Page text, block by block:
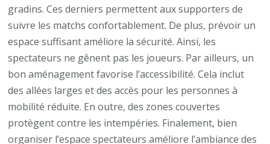
gradins. Ces derniers permettent aux supporters de
suivre les matchs confortablement. De plus, prévoir un
espace suffisant améliore la sécurité. Ainsi, les
spectateurs ne gênent pas les joueurs. Par ailleurs, un
bon aménagement favorise l’accessibilité. Cela inclut
des allées larges et des accès pour les personnes à
mobilité réduite. En outre, des zones couvertes
protègent contre les intempéries. Finalement, bien
organiser l’espace spectateurs améliore l’ambiance des